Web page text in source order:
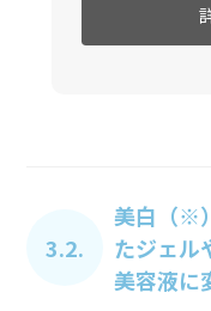
3.2.
美白（※
たジェル
美容液に